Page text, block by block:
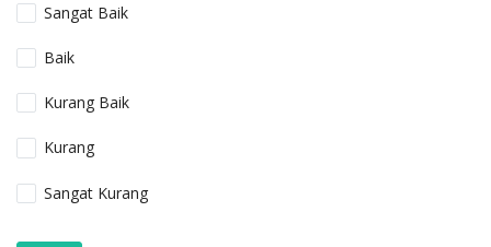
Sangat Baik
Baik
Kurang Baik
Kurang
Sangat Kurang